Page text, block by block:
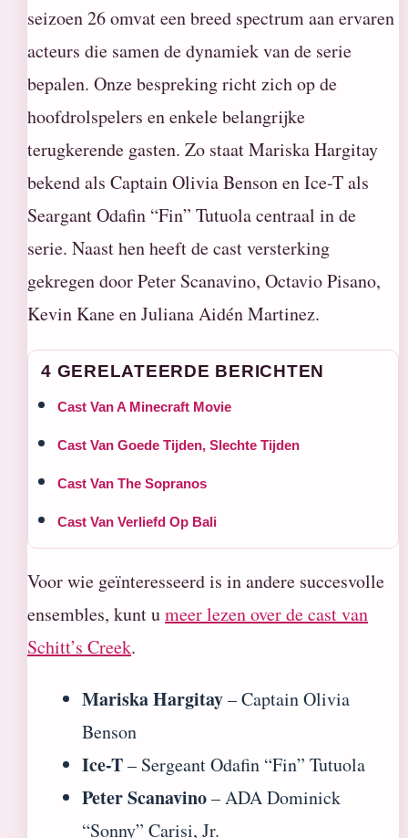
seizoen 26 omvat een breed spectrum aan ervaren
acteurs die samen de dynamiek van de serie
bepalen. Onze bespreking richt zich op de
hoofdrolspelers en enkele belangrijke
terugkerende gasten. Zo staat Mariska Hargitay
bekend als Captain Olivia Benson en Ice-T als
Seargant Odafin “Fin” Tutuola centraal in de
serie. Naast hen heeft de cast versterking
gekregen door Peter Scanavino, Octavio Pisano,
Kevin Kane en Juliana Aidén Martinez.
4 GERELATEERDE BERICHTEN
Cast Van A Minecraft Movie
Cast Van Goede Tijden, Slechte Tijden
Cast Van The Sopranos
Cast Van Verliefd Op Bali
Voor wie geïnteresseerd is in andere succesvolle
ensembles, kunt umeer lezen over de cast van
Schitt’s Creek.
Mariska Hargitay– Captain Olivia
Benson
Ice-T– Sergeant Odafin “Fin” Tutuola
Peter Scanavino– ADA Dominick
“Sonny” Carisi, Jr.